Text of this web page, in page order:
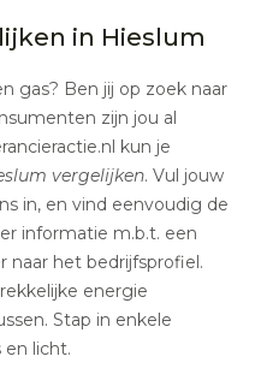
in Hieslum
gas? Ben jij op zoek naar
zijn jou al
kun je
vergelijken. Vul jouw
in, en vind eenvoudig de
informatie m.b.t. een
naar het bedrijfsprofiel.
energie
Stap in enkele
licht.